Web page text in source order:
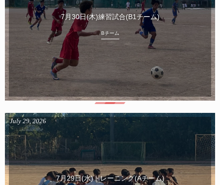
7月30日(木)練習試合(B1チーム)
Bチーム
7月29日(水)トレーニング(Aチーム)
July 29,2026